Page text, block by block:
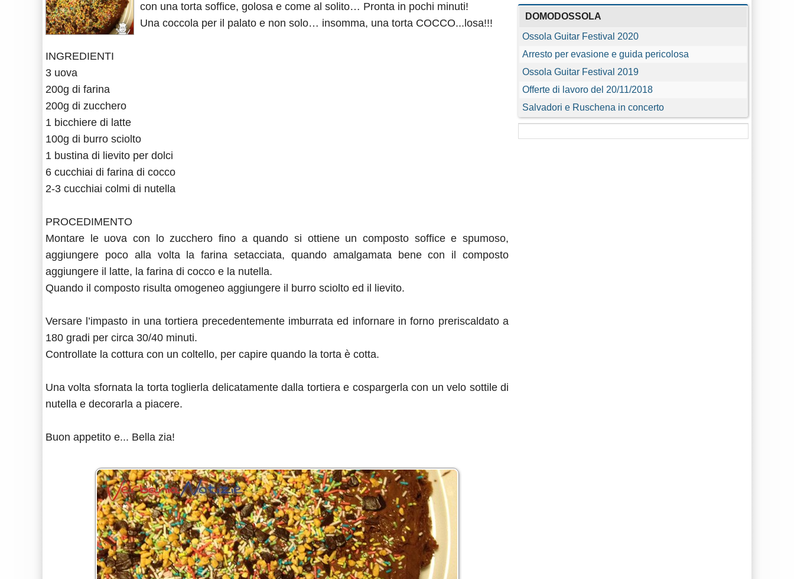
con una torta soffice, golosa e come al solito… Pronta in pochi minuti!
Una coccola per il palato e non solo… insomma, una torta COCCO...losa!!!
INGREDIENTI
3 uova
200g di farina
200g di zucchero
1 bicchiere di latte
100g di burro sciolto
1 bustina di lievito per dolci
6 cucchiai di farina di cocco
2-3 cucchiai colmi di nutella
PROCEDIMENTO
Montare le uova con lo zucchero fino a quando si ottiene un composto soffice e spumoso,
aggiungere poco alla volta la farina setacciata, quando amalgamata bene con il composto
aggiungere il latte, la farina di cocco e la nutella.
Quando il composto risulta omogeneo aggiungere il burro sciolto ed il lievito.
Versare l’impasto in una tortiera precedentemente imburrata ed infornare in forno preriscaldato a
180 gradi per circa 30/40 minuti.
Controllate la cottura con un coltello, per capire quando la torta è cotta.
Una volta sfornata la torta toglierla delicatamente dalla tortiera e cospargerla con un velo sottile di
nutella e decorarla a piacere.
Buon appetito e... Bella zia!
DOMODOSSOLA
Ossola Guitar Festival 2020
Arresto per evasione e guida pericolosa
Ossola Guitar Festival 2019
Offerte di lavoro del 20/11/2018
Salvadori e Ruschena in concerto